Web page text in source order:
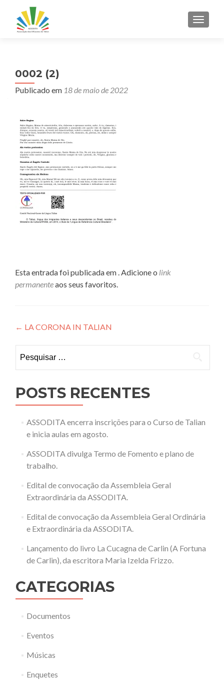
0002 (2)
Publicado em 18 de maio de 2022
Esta entrada foi publicada em . Adicione o link
permanenteaos seus favoritos.
Navegação
de
Post
← LA CORONA IN TALIAN
por:
POSTS RECENTES
ASSODITA encerra inscrições para o Curso de Talian
e inicia aulas em agosto.
ASSODITA divulga Termo de Fomento e plano de
trabalho.
Edital de convocação da Assembleia Geral
Extraordinária da ASSODITA.
Edital de convocação da Assembleia Geral Ordinária
e Extraordinária da ASSODITA.
Lançamento do livro La Cucagna de Carlin (A Fortuna
de Carlin), da escritora Maria Izelda Frizzo.
CATEGORIAS
Documentos
Eventos
Músicas
Enquetes